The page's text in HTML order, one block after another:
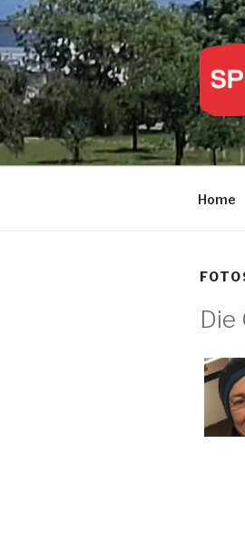
Zum
Inhalt
springen
Home
Die